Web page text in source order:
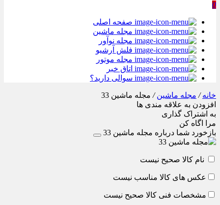
0
صفحه اصلی
مجله ماشین
مجله نوآور
فلش آرشیو
مجله موتور
اتاق خبر
سوالی دارید؟
خانه/ مجله ماشین/ مجله ماشین 33
افزودن به علاقه مندی ها
به اشتراک گذاری
مرا اگاه کن
بازخورد شما درباره مجله ماشین 33
نام کالا صحیح نیست
عکس های کالا مناسب نیست
مشخصات فنی کالا صحیح نیست